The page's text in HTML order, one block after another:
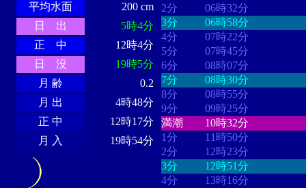
平均水面
200 cm
日 出
5時4分
正 中
12時4分
日 没
19時5分
月 齢
0.2
月 出
4時48分
正 中
12時17分
月 入
19時54分
2分
06時32分
3分
06時58分
4分
07時22分
5分
07時45分
6分
08時07分
7分
08時30分
8分
08時55分
9分
09時25分
満潮
10時32分
1分
11時50分
2分
12時23分
3分
12時51分
4分
13時16分